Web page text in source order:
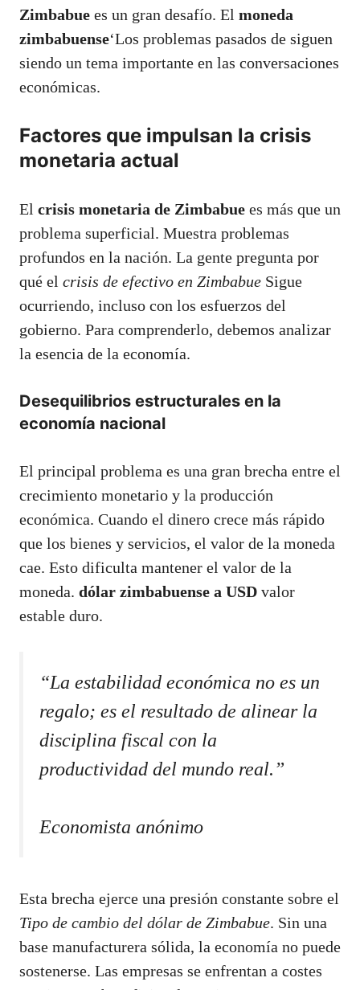
Zimbabue es un gran desafío. El moneda
zimbabuense‘Los problemas pasados de siguen
siendo un tema importante en las conversaciones
económicas.
Factores que impulsan la crisis
monetaria actual
El crisis monetaria de Zimbabue es más que un
problema superficial. Muestra problemas
profundos en la nación. La gente pregunta por
qué el crisis de efectivo en Zimbabue Sigue
ocurriendo, incluso con los esfuerzos del
gobierno. Para comprenderlo, debemos analizar
la esencia de la economía.
Desequilibrios estructurales en la
economía nacional
El principal problema es una gran brecha entre el
crecimiento monetario y la producción
económica. Cuando el dinero crece más rápido
que los bienes y servicios, el valor de la moneda
cae. Esto dificulta mantener el valor de la
moneda. dólar zimbabuense a USD valor
estable duro.
“La estabilidad económica no es un
regalo; es el resultado de alinear la
disciplina fiscal con la
productividad del mundo real.”
Economista anónimo
Esta brecha ejerce una presión constante sobre el
Tipo de cambio del dólar de Zimbabue. Sin una
base manufacturera sólida, la economía no puede
sostenerse. Las empresas se enfrentan a costes